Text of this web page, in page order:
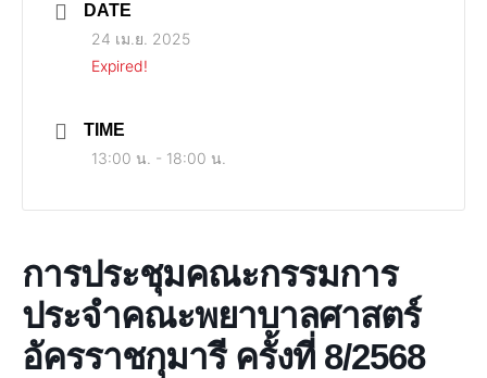
DATE
24 เม.ย. 2025
Expired!
TIME
13:00 น. - 18:00 น.
การประชุมคณะกรรมการ
ประจำคณะพยาบาลศาสตร์
อัครราชกุมารี ครั้งที่ 8/2568